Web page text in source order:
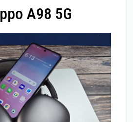
A98 5G